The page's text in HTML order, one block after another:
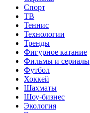
Спорт
ТВ
Теннис
Технологии
Тренды
Фигурное катание
Фильмы и сериалы
Футбол
Хоккей
Шахматы
Шоу-бизнес
Экология